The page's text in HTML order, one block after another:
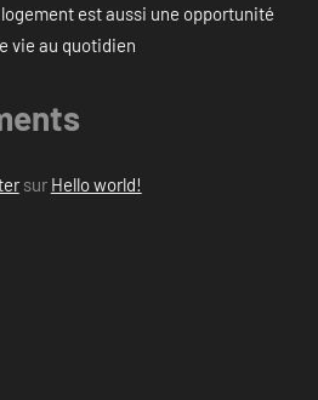
est aussi une opportunité
vie au quotidien
sur Hello world!